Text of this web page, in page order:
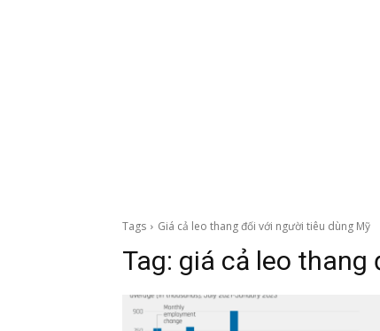
Tags Giá cả leo thang đối với người tiêu dùng Mỹ
Tag: giá cả leo thang